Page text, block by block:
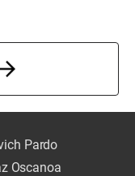
Pardo
Oscanoa